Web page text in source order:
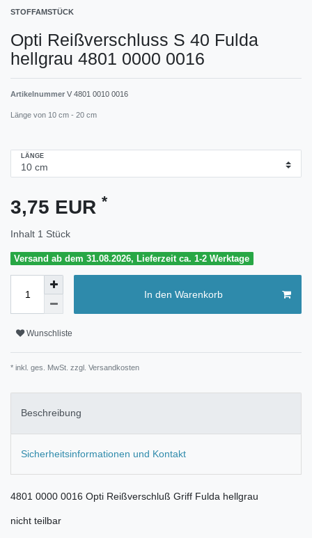
STOFFAMSTÜCK
Opti Reißverschluss S 40 Fulda
hellgrau 4801 0000 0016
Artikelnummer V 4801 0010 0016
Länge von 10 cm - 20 cm
LÄNGE
3,75 EUR *
Inhalt 1 Stück
Versand ab dem 31.08.2026, Lieferzeit ca. 1-2 Werktage
In den Warenkorb
Wunschliste
* inkl. ges. MwSt. zzgl. Versandkosten
Beschreibung
Sicherheitsinformationen und Kontakt
4801 0000 0016 Opti Reißverschluß Griff Fulda hellgrau
nicht teilbar